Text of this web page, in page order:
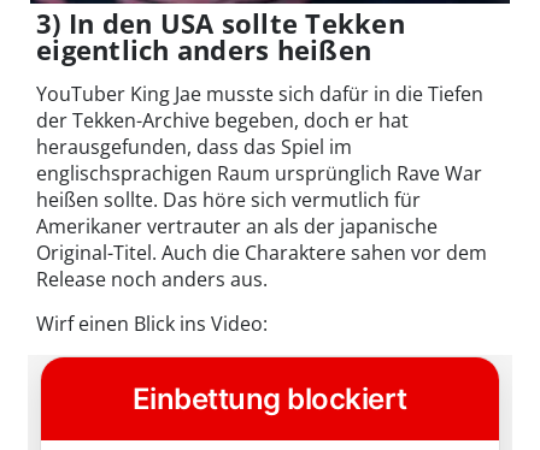
3) In den USA sollte Tekken
eigentlich anders heißen
YouTuber King Jae musste sich dafür in die Tiefen
der Tekken-Archive begeben, doch er hat
herausgefunden, dass das Spiel im
englischsprachigen Raum ursprünglich Rave War
heißen sollte. Das höre sich vermutlich für
Amerikaner vertrauter an als der japanische
Original-Titel. Auch die Charaktere sahen vor dem
Release noch anders aus.
Wirf einen Blick ins Video: